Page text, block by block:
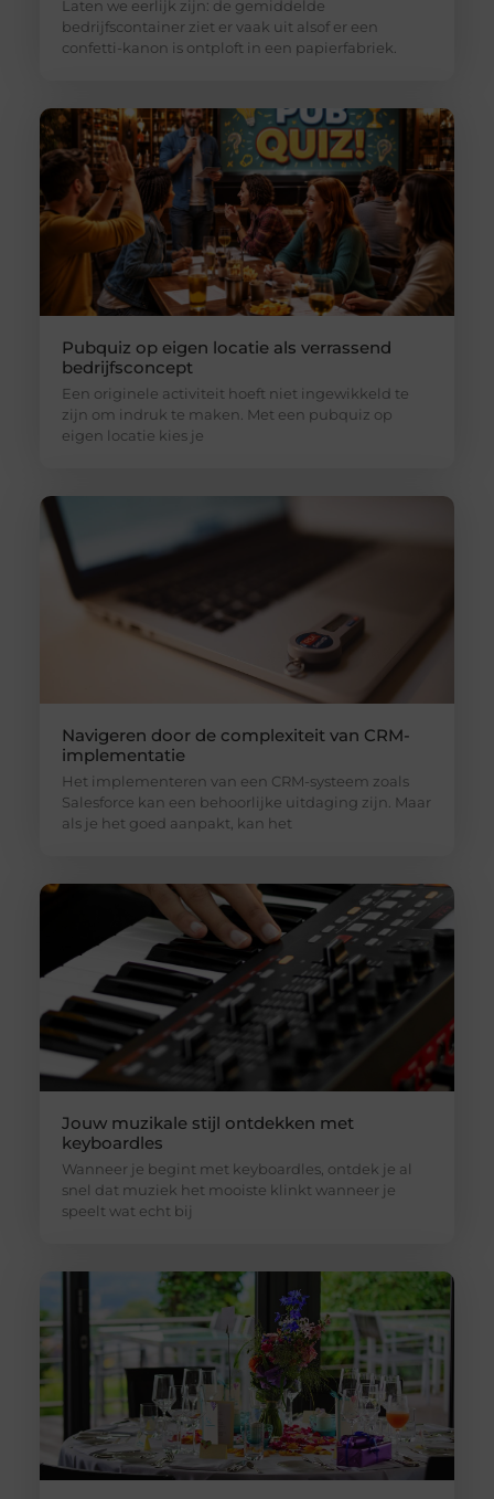
Laten we eerlijk zijn: de gemiddelde
bedrijfscontainer ziet er vaak uit alsof er een
confetti-kanon is ontploft in een papierfabriek.
Pubquiz op eigen locatie als verrassend
bedrijfsconcept
Een originele activiteit hoeft niet ingewikkeld te
zijn om indruk te maken. Met een pubquiz op
eigen locatie kies je
Navigeren door de complexiteit van CRM-
implementatie
Het implementeren van een CRM-systeem zoals
Salesforce kan een behoorlijke uitdaging zijn. Maar
als je het goed aanpakt, kan het
Jouw muzikale stijl ontdekken met
keyboardles
Wanneer je begint met keyboardles, ontdek je al
snel dat muziek het mooiste klinkt wanneer je
speelt wat echt bij